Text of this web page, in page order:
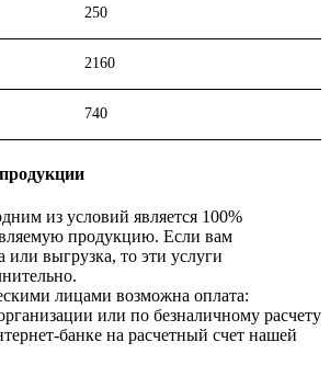
250
2160
740
из условий является 100%
продукцию. Если вам
или выгрузка, то эти услуги
лицами возможна оплата:
или по безналичному расчету
банке на расчетный счет нашей